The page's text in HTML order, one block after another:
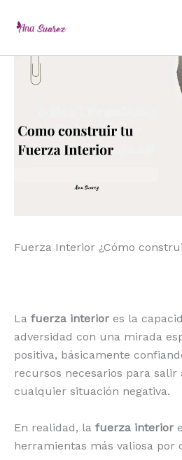
Fuerza Interior ¿Cómo
La fuerza interior es la
adversidad con una mirada
positiva, básicamente
recursos necesarios para salir
cualquier situación negativa.
En realidad, la fuerza interior
herramientas más valiosa por